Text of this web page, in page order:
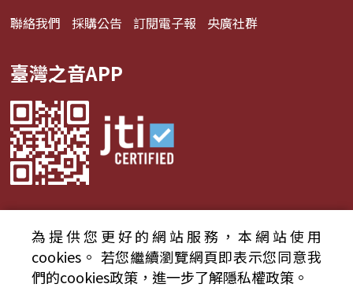
聯絡我們 採購公告 訂閱電子報 央廣社群
臺灣之音APP
© 2024財團法人中央廣播電臺 版權所有
資通安全政策聲明
服務條款 隱私權條款
為提供您更好的網站服務，本網站使用
cookies。 若您繼續瀏覽網頁即表示您同意我
們的cookies政策，進一步了解隱私權政策。